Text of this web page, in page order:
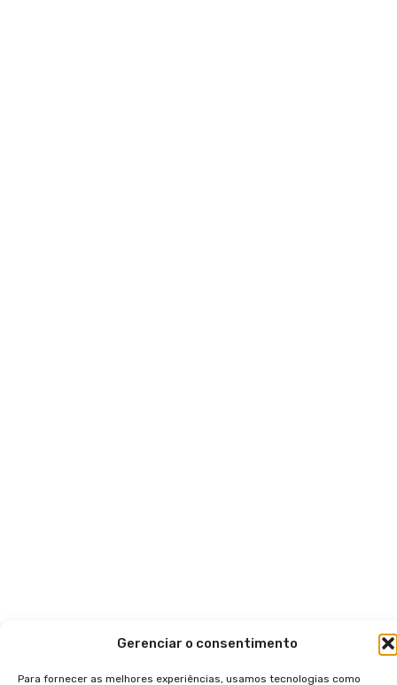
Gerenciar o consentimento
Para fornecer as melhores experiências, usamos tecnologias como